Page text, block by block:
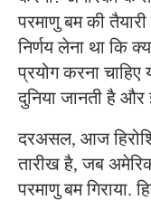
परमाणु बम की
निर्णय लेना था कि
प्रयोग करना
दुनिया जानती है और
दरअसल, आज
तारीख है, जब
परमाणु बम गिराया.